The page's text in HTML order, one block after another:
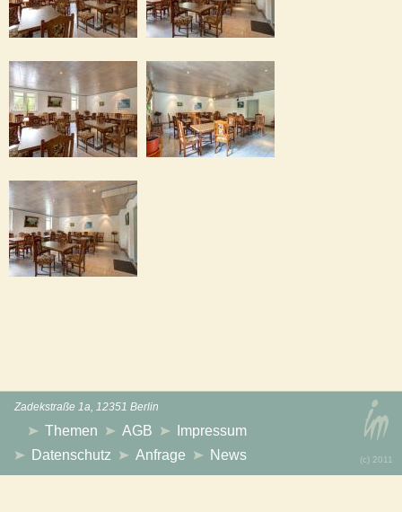
Zadekstraße 1a, 12351 Berlin
Themen AGB
Impressum
Datenschutz
Anfrage News (с) 2011